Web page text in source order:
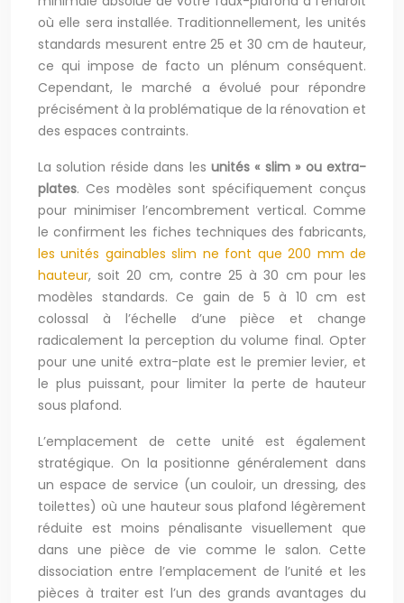
où elle sera installée. Traditionnellement, les unités
standards mesurent entre 25 et 30 cm de hauteur,
ce qui impose de facto un plénum conséquent.
Cependant, le marché a évolué pour répondre
précisément à la problématique de la rénovation et
des espaces contraints.
La solution réside dans les unités « slim » ou extra-
plates. Ces modèles sont spécifiquement conçus
pour minimiser l’encombrement vertical. Comme
le confirment les fiches techniques des fabricants,
les unités gainables slim ne font que 200 mm de
hauteur, soit 20 cm, contre 25 à 30 cm pour les
modèles standards. Ce gain de 5 à 10 cm est
colossal à l’échelle d’une pièce et change
radicalement la perception du volume final. Opter
pour une unité extra-plate est le premier levier, et
le plus puissant, pour limiter la perte de hauteur
sous plafond.
L’emplacement de cette unité est également
stratégique. On la positionne généralement dans
un espace de service (un couloir, un dressing, des
toilettes) où une hauteur sous plafond légèrement
réduite est moins pénalisante visuellement que
dans une pièce de vie comme le salon. Cette
dissociation entre l’emplacement de l’unité et les
pièces à traiter est l’un des grands avantages du